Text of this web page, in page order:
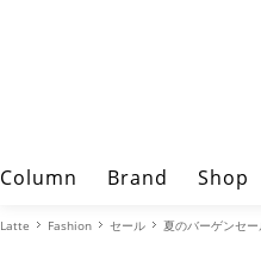
Column Brand Shop
Latte Fashion セール 夏のバーゲンセ